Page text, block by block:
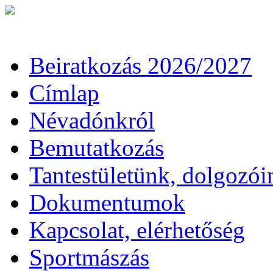
Beiratkozás 2026/2027
Címlap
Névadónkról
Bemutatkozás
Tantestületünk,
Dokumentumok
Kapcsolat, elérhetőség
Sportmászás